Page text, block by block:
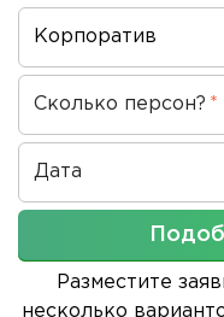
Повод
проведения
Сколько персон?
Дата
Разместите
несколько